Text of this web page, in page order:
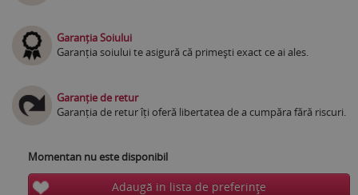
Garanția Soiului
Garanția soiului te asigură că primești exact ce ai ales.
Garanție de retur
Garanția de retur îți oferă libertatea de a cumpăra fără riscuri.
Momentan nu este disponibil
Adaugă in lista de preferinţe